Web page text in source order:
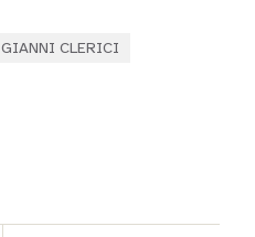
GIANNI CLERICI